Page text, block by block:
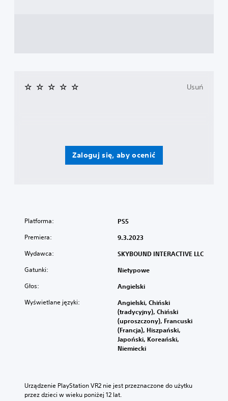
Zaloguj się, aby ocenić
Usuń
Platforma: PS5
Premiera: 9.3.2023
Wydawca: SKYBOUND INTERACTIVE LLC
Gatunki: Nietypowe
Głos: Angielski
Wyświetlane języki:
Angielski, Chiński
(tradycyjny), Chiński
(uproszczony), Francuski
(Francja), Hiszpański,
Japoński, Koreański,
Niemiecki
Urządzenie PlayStation VR2 nie jest przeznaczone do użytku
przez dzieci w wieku poniżej 12 lat.